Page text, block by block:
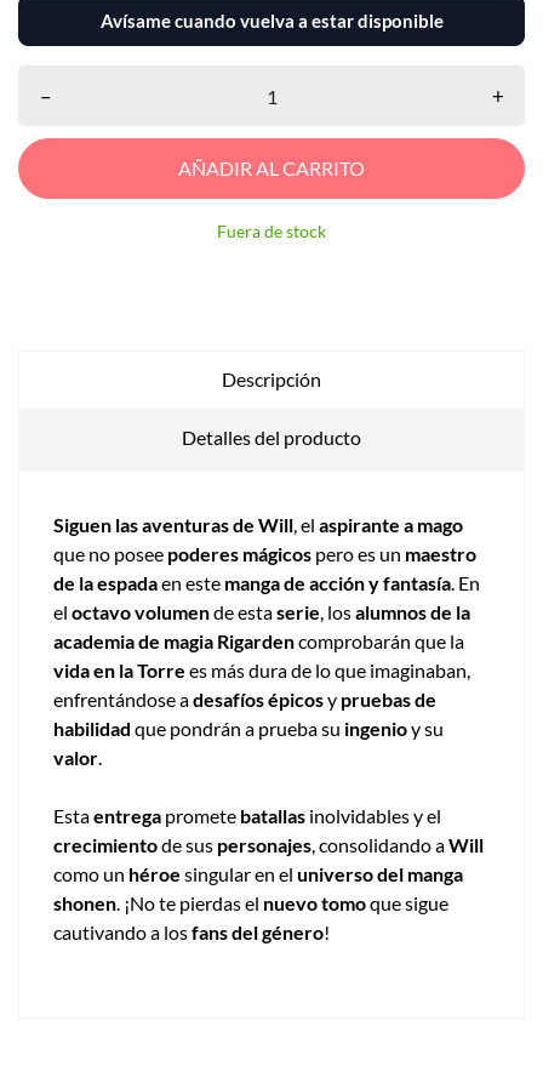
Avísame cuando vuelva a estar disponible
– +
AÑADIR AL CARRITO
Fuera de stock
Descripción
Detalles del producto
Siguen las aventuras de Will, el aspirante a mago
que no posee poderes mágicos pero es un maestro
de la espadaen este manga de acción y fantasía. En
el octavo volumende estaserie, losalumnos de la
academia de magia Rigardencomprobarán que la
vida en la Torre es más dura de lo que imaginaban,
enfrentándose adesafíos épicosy pruebas de
habilidad que pondrán a prueba su ingenioy su
valor.
Estaentrega promete batallas inolvidables y el
crecimientode sus personajes, consolidando aWill
como un héroe singular en el universo del manga
shonen. ¡No te pierdas el nuevo tomoque sigue
cautivando a losfans del género!